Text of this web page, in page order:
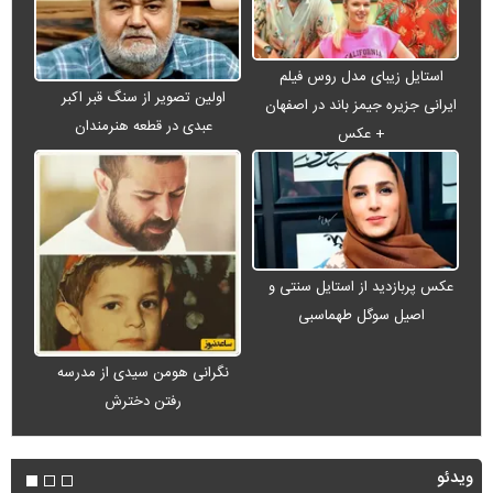
استایل زیبای مدل روس فیلم
ایرانی جزیره جیمز باند در اصفهان
+ عکس
اولین تصویر از سنگ قبر اکبر
عبدی در قطعه هنرمندان
عکس پربازدید از استایل سنتی و
اصیل سوگل طهماسبی
نگرانی هومن سیدی از مدرسه
رفتن دخترش
ویدئو